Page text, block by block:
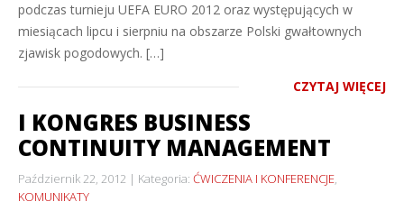
podczas turnieju UEFA EURO 2012 oraz występujących w
miesiącach lipcu i sierpniu na obszarze Polski gwałtownych
zjawisk pogodowych. […]
CZYTAJ WIĘCEJ
I KONGRES BUSINESS
CONTINUITY MANAGEMENT
Październik 22, 2012 Kategoria: ĆWICZENIA I KONFERENCJE,
KOMUNIKATY